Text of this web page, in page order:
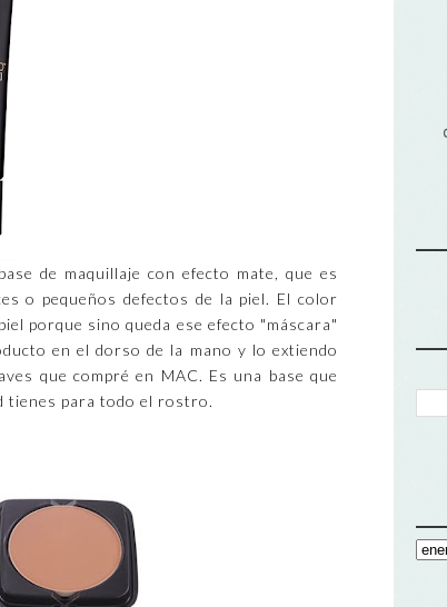
de maquillaje con efecto mate, que es
o pequeños defectos de la piel. El color
porque sino queda ese efecto "máscara"
en el dorso de la mano y lo extiendo
que compré en MAC. Es una base que
tienes para todo el rostro.